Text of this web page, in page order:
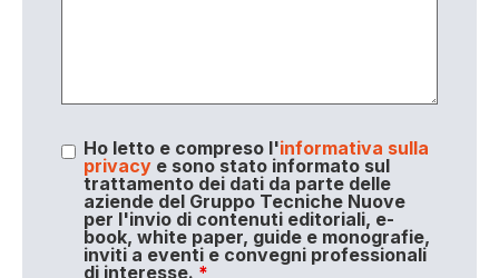
Ho letto e compreso l'informativa sulla
privacye sono stato informato sul
trattamento dei dati da parte delle
aziende del Gruppo Tecniche Nuove
per l'invio di contenuti editoriali, e-
book, white paper, guide e monografie,
inviti a eventi e convegni professionali
di interesse. *